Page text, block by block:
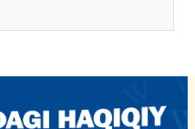
yangi tartib